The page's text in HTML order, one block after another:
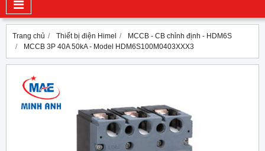
Trang chủ Thiết bị điện Himel
MCCB - CB chỉnh định - HDM6S
MCCB 3P 40A 50kA - Model HDM6S100M0403XXX3